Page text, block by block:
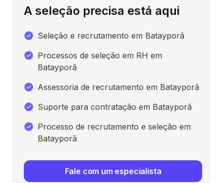
A seleção precisa está aqui
Seleção e recrutamento em Batayporã
Processos de seleção em RH em
Batayporã
Assessoria de recrutamento em Batayporã
Suporte para contratação em Batayporã
Processo de recrutamento e seleção em
Batayporã
Fale com um especialista